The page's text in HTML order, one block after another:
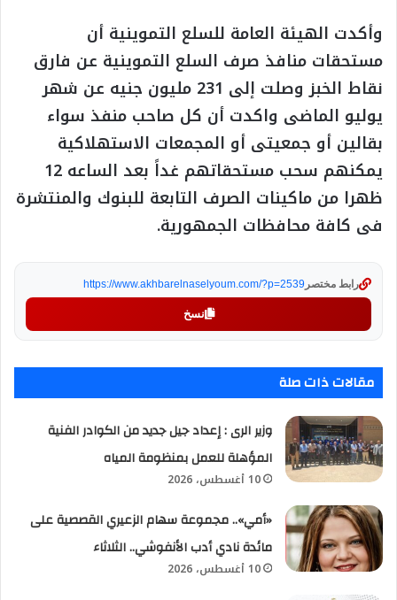
وأكدت الهيئة العامة للسلع التموينية أن
مستحقات منافذ صرف السلع التموينية عن فارق
نقاط الخبز وصلت إلى 231 مليون جنيه عن شهر
يوليو الماضى واكدت أن كل صاحب منفذ سواء
بقالين أو جمعيتى أو المجمعات الاستهلاكية
يمكنهم سحب مستحقاتهم غداً بعد الساعه 12
ظهرا من ماكينات الصرف التابعة للبنوك والمنتشرة
فى كافة محافظات الجمهورية.
رابط مختصر https://www.akhbarelnaselyoum.com/?p=2539
نسخ
مقالات ذات صلة
وزير الرى : إعداد جيل جديد من الكوادر الفنية
المؤهلة للعمل بمنظومة المياه
10 أغسطس، 2026
«أمي».. مجموعة سهام الزعيري القصصية على
مائدة نادي أدب الأنفوشي.. الثلاثاء
10 أغسطس، 2026